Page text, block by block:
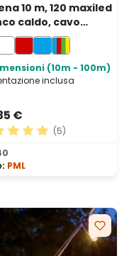
10 m, 120 maxiled
caldo, cavo
prolungabile, IP67
(10m - 100m)
inclusa
€
media di 5 su
(5)
PML